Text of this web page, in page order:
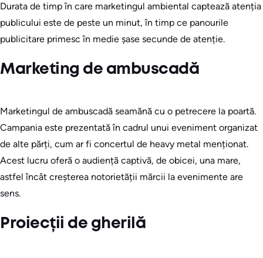
Durata de timp în care marketingul ambiental captează atenția
publicului este de peste un minut, în timp ce panourile
publicitare primesc în medie șase secunde de atenție.
Marketing de ambuscadă
Marketingul de ambuscadă seamănă cu o petrecere la poartă.
Campania este prezentată în cadrul unui eveniment organizat
de alte părți, cum ar fi concertul de heavy metal menționat.
Acest lucru oferă o audiență captivă, de obicei, una mare,
astfel încât creșterea notorietății mărcii la evenimente are
sens.
Proiecții de gherilă